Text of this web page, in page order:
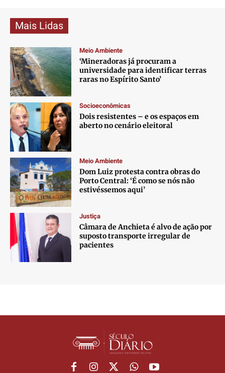
Mais Lidas
Meio Ambiente
‘Mineradoras já procuram a
universidade para identificar terras
raras no Espírito Santo’
Socioeconômicas
Dois resistentes – e os espaços em
aberto no cenário eleitoral
Meio Ambiente
Dom Luiz protesta contra obras do
Porto Central: ‘É como se nós não
estivéssemos aqui’
Justiça
Câmara de Anchieta é alvo de ação por
suposto transporte irregular de
pacientes